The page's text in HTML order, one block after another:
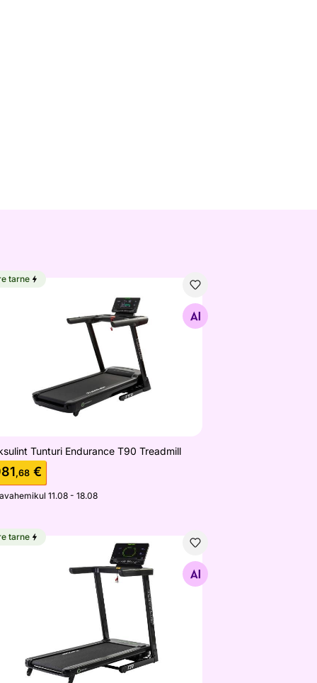
Tunturi Endurance T90 Treadmill
Otsi sarnaseid
tarne
Tunturi Endurance T90 Treadmill
,68€
11.08 - 18.08
Tunturi Competence T20 Treadmill
Otsi sarnaseid
tarne